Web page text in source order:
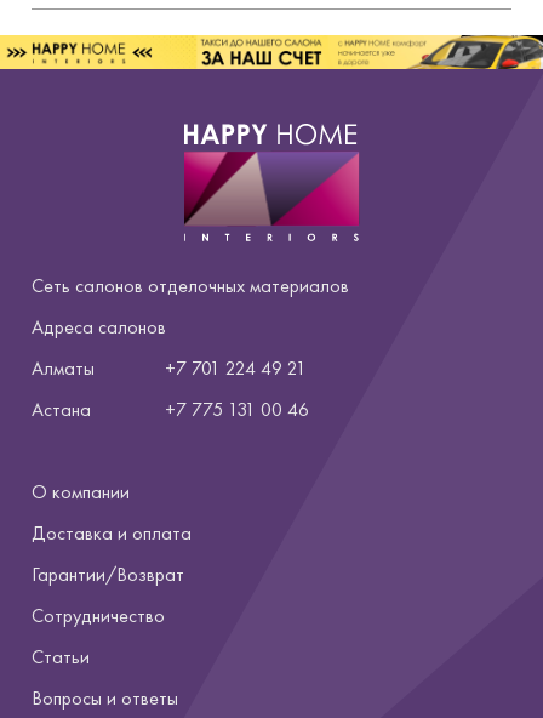
Сеть салонов отделочных материалов
Адреса салонов
Алматы
+7 701 224 49 21
Астана
+7 775 131 00 46
О компании
Доставка и оплата
Гарантии/Возврат
Сотрудничество
Статьи
Вопросы и ответы